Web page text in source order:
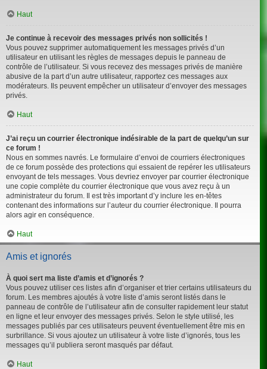
Haut
Je continue à recevoir des messages privés non sollicités !
Vous pouvez supprimer automatiquement les messages privés d’un
utilisateur en utilisant les règles de messages depuis le panneau de
contrôle de l’utilisateur. Si vous recevez des messages privés de manière
abusive de la part d’un autre utilisateur, rapportez ces messages aux
modérateurs. Ils peuvent empêcher un utilisateur d’envoyer des messages
privés.
Haut
J’ai reçu un courrier électronique indésirable de la part de quelqu’un sur
ce forum !
Nous en sommes navrés. Le formulaire d’envoi de courriers électroniques
de ce forum possède des protections qui essaient de repérer les utilisateurs
envoyant de tels messages. Vous devriez envoyer par courrier électronique
une copie complète du courrier électronique que vous avez reçu à un
administrateur du forum. Il est très important d’y inclure les en-têtes
contenant des informations sur l’auteur du courrier électronique. Il pourra
alors agir en conséquence.
Haut
Amis et ignorés
À quoi sert ma liste d’amis et d’ignorés ?
Vous pouvez utiliser ces listes afin d’organiser et trier certains utilisateurs du
forum. Les membres ajoutés à votre liste d’amis seront listés dans le
panneau de contrôle de l’utilisateur afin de consulter rapidement leur statut
en ligne et leur envoyer des messages privés. Selon le style utilisé, les
messages publiés par ces utilisateurs peuvent éventuellement être mis en
surbrillance. Si vous ajoutez un utilisateur à votre liste d’ignorés, tous les
messages qu’il publiera seront masqués par défaut.
Haut